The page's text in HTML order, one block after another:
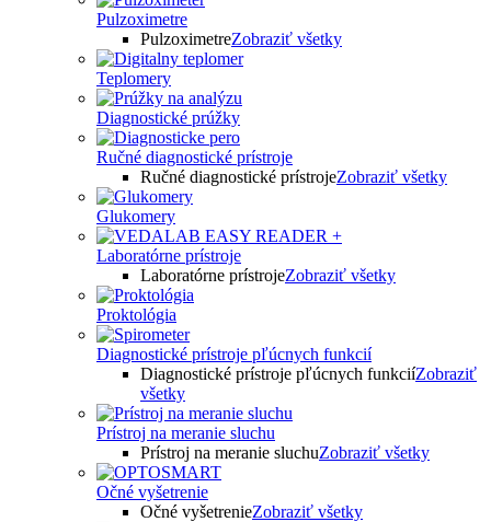
Pulzoximetre
PulzoximetreZobraziť všetky
Teplomery
Diagnostické prúžky
Ručné diagnostické prístroje
Ručné diagnostické prístrojeZobraziť všetky
Glukomery
Laboratórne prístroje
Laboratórne prístrojeZobraziť všetky
Proktológia
Diagnostické prístroje pľúcnych funkcií
Diagnostické prístroje pľúcnych funkciíZobraziť
všetky
Prístroj na meranie sluchu
Prístroj na meranie sluchuZobraziť všetky
Očné vyšetrenie
Očné vyšetrenieZobraziť všetky